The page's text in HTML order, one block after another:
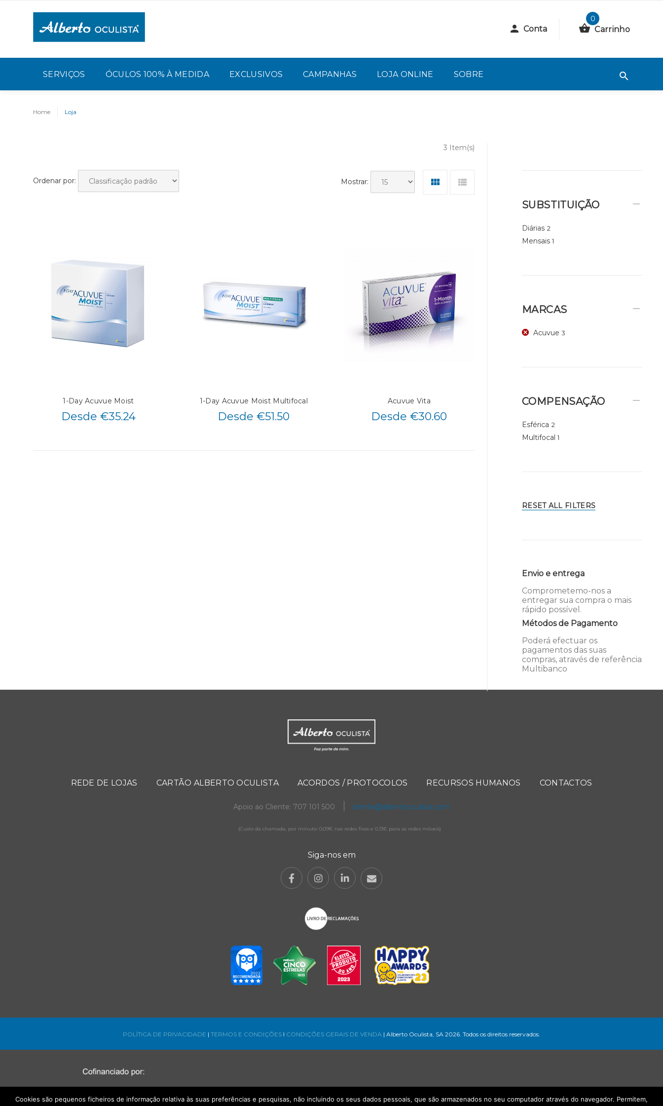
Conta
0
Carrinho
SERVIÇOS ÓCULOS 100% À MEDIDA EXCLUSIVOS CAMPANHAS LOJA ONLINE SOBRE
Home Loja
3 Item(s)
Ordenar por: Mostrar:
1-Day Acuvue Moist
Desde €35.24
1-Day Acuvue Moist Multifocal
Desde €51.50
Acuvue Vita
Desde €30.60
SUBSTITUIÇÃO
Diárias 2
Mensais 1
MARCAS
Acuvue 3
COMPENSAÇÃO
Esférica 2
Multifocal 1
RESET ALL FILTERS
Envio e entrega
Comprometemo-nos a
entregar sua compra o mais
rápido possível.
Métodos de Pagamento
Poderá efectuar os
pagamentos das suas
compras, através de referência
Multibanco
REDE DE LOJAS CARTÃO ALBERTO OCULISTA ACORDOS / PROTOCOLOS RECURSOS HUMANOS CONTACTOS
Apoio ao Cliente: 707 101 500 cliente@albertooculista.com
(Custo da chamada, por minuto: 0,09€ nas redes fixas e 0,13€ para as redes móveis)
Siga-nos em
POLÍTICA DE PRIVACIDADE | TERMOS E CONDIÇÕES l CONDIÇÕES GERAIS DE VENDA | Alberto Oculista, SA 2026. Todos os direitos reservados.
Cookies são pequenos ficheiros de informação relativa às suas preferências e pesquisas, não incluindo os seus dados pessoais, que são armazenados no seu computador através do navegador. Permitem,